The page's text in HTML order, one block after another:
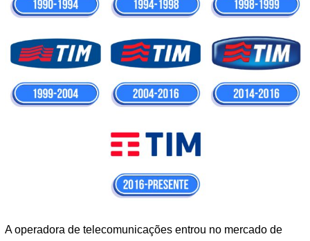
A operadora de telecomunicações entrou no mercado de